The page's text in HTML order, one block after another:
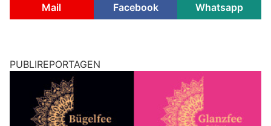
Mail
Facebook Whatsapp
PUBLIREPORTAGEN